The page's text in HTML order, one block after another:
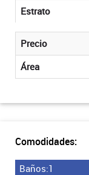
Estrato
Precio
Área
Comodidades:
Baños:1